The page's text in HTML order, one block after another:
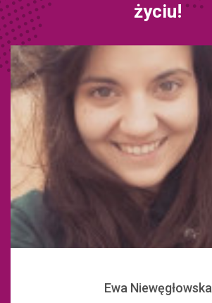
życiu!
Ewa Niewęgłowska